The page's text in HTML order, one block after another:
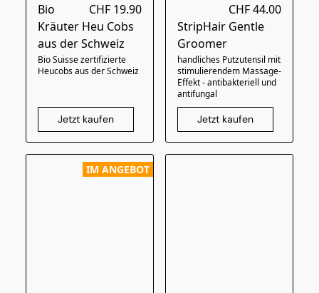
CHF 19.90
Bio
Kräuter Heu Cobs
aus der Schweiz
Bio Suisse zertifizierte
Heucobs aus der Schweiz
Jetzt kaufen
CHF 44.00
StripHair Gentle
Groomer
handliches Putzutensil mit
stimulierendem Massage-
Effekt - antibakteriell und
antifungal
Jetzt kaufen
IM ANGEBOT